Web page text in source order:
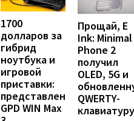
1700
долларов за
гибрид
ноутбука и
игровой
приставки:
представлен
GPD WIN Max
Прощай, E
Ink: Minimal
Phone 2
получил
OLED, 5G и
QWERTY-
клавиатуру